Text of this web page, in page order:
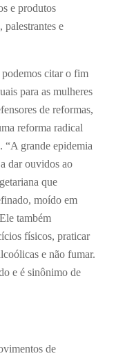
e produtos
palestrantes e
podemos citar o fim
para as mulheres
de reformas,
reforma radical
“A grande epidemia
dar ouvidos ao
que
moído em
Ele também
físicos, praticar
e não fumar.
e é sinônimo de
de